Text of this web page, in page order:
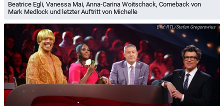
Beatrice Egli, Vanessa Mai, Anna-Carina Woitschack, Comeback von
Mark Medlock und letzter Auftritt von Michelle
RTL/Stefan Gregorowius